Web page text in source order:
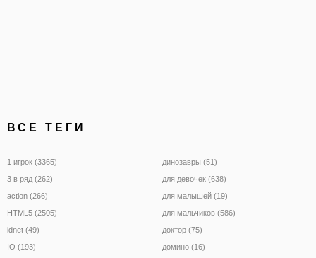
ВСЕ ТЕГИ
1 игрок (3365)
3 в ряд (262)
action (266)
HTML5 (2505)
idnet (49)
IO (193)
динозавры (51)
для девочек (638)
для малышей (19)
для мальчиков (586)
доктор (75)
домино (16)